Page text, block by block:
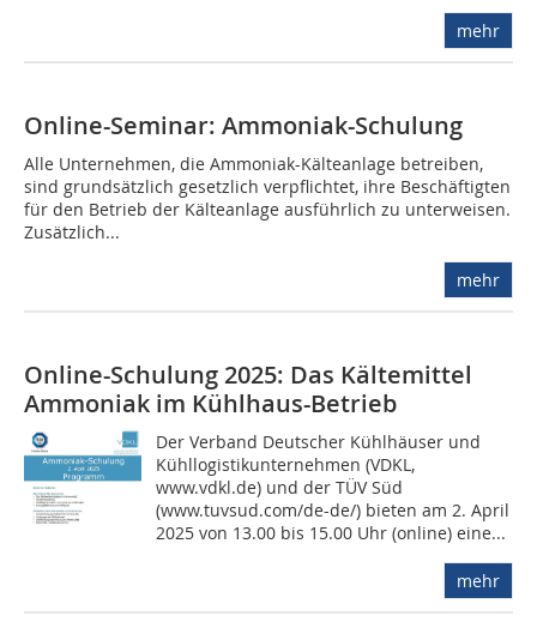
mehr
Online-Seminar: Ammoniak-Schulung
Alle Unternehmen, die Ammoniak-Kälteanlage betreiben,
sind grundsätzlich gesetzlich verpflichtet, ihre Beschäftigten
für den Betrieb der Kälteanlage ausführlich zu unterweisen.
Zusätzlich...
mehr
Online-Schulung 2025: Das Kältemittel
Ammoniak im Kühlhaus-Betrieb
Der Verband Deutscher Kühlhäuser und
Kühllogistikunternehmen (VDKL,
www.vdkl.de) und der TÜV Süd
(www.tuvsud.com/de-de/) bieten am 2. April
2025 von 13.00 bis 15.00 Uhr (online) eine...
mehr